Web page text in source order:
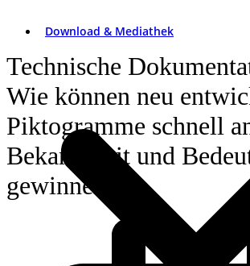
Download & Mediathek
Technische
Wie können neu
Piktogramme schnell
Bekanntheit und
gewinnen?